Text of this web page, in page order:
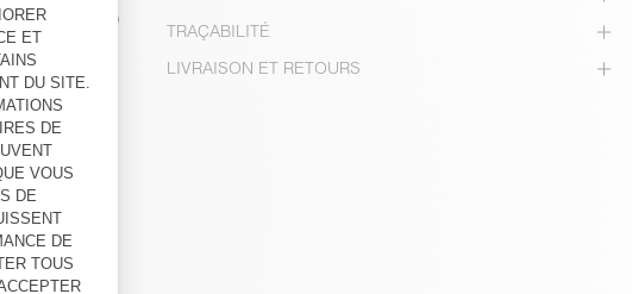
TRAÇABILITÉ
LIVRAISON ET RETOURS